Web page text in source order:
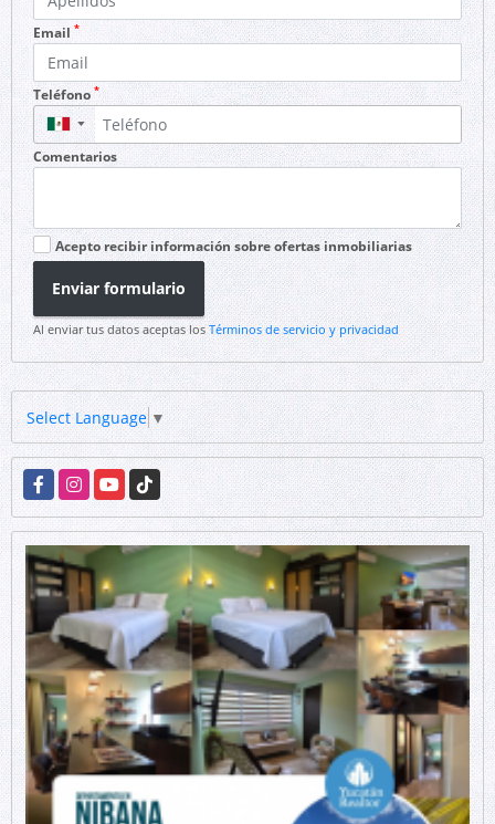
Email *
Teléfono *
▼
Comentarios
Acepto recibir información sobre ofertas inmobiliarias
Enviar formulario
Al enviar tus datos aceptas losTérminos de servicio y privacidad
Select Language ▼
FacebookInstagramYouTubeTikTok